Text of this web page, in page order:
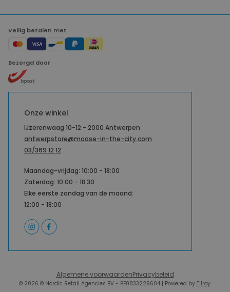
© 2026 © Nordic Retail Agencies BV - BE0833229604 | Powered by Tilroy.
Veilig betalen met
Bezorgd door
Algemene voorwaardenPrivacybeleid
Onze winkel
IJzerenwaag 10-12 - 2000 Antwerpen
antwerpstore@moose-in-the-city.com
03/369 12 12
Maandag-vrijdag: 10:00 - 18:00
Zaterdag: 10:00 - 18:30
Elke eerste zondag van de maand:
12:00 - 18:00